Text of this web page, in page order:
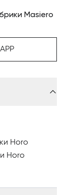
Masiero
Horo
Horo